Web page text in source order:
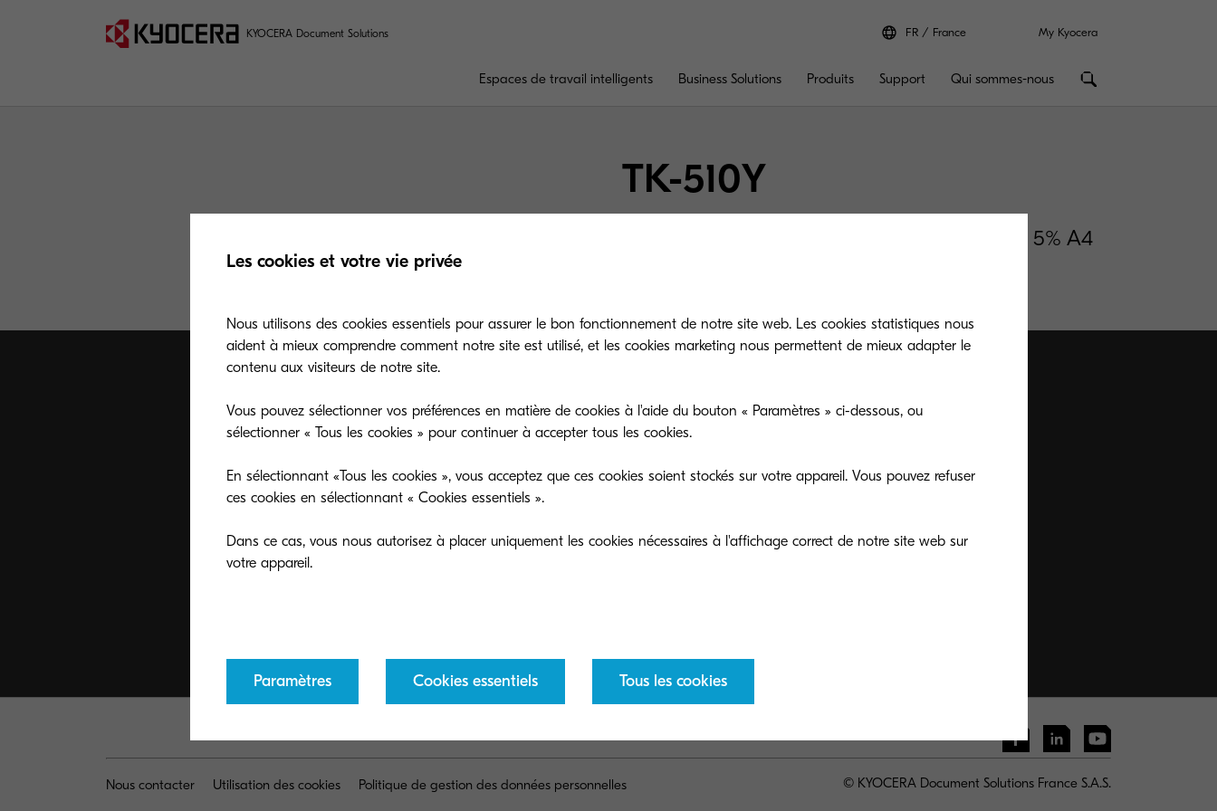
KYOCERA Document Solutions FR France My Kyocera
Espaces de travail intelligents Business Solutions Produits Support Qui sommes-nous
TK-510Y
Microfine toner yellow for 8,000 pages with 5% A4
Nous contacter Utilisation des cookies Politique de gestion des données personnelles © KYOCERA Document Solutions France S.A.S.
Les cookies et votre vie privée
Nous utilisons des cookies essentiels pour assurer le bon fonctionnement de notre site web. Les cookies statistiques nous
aident à mieux comprendre comment notre site est utilisé, et les cookies marketing nous permettent de mieux adapter le
contenu aux visiteurs de notre site.
Vous pouvez sélectionner vos préférences en matière de cookies à l'aide du bouton « Paramètres » ci-dessous, ou
sélectionner « Tous les cookies » pour continuer à accepter tous les cookies.
En sélectionnant «Tous les cookies », vous acceptez que ces cookies soient stockés sur votre appareil. Vous pouvez refuser
ces cookies en sélectionnant « Cookies essentiels ».
Dans ce cas, vous nous autorisez à placer uniquement les cookies nécessaires à l'affichage correct de notre site web sur
votre appareil.
Paramètres Cookies essentiels Tous les cookies